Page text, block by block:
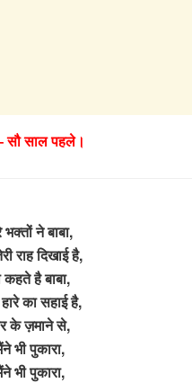
सौ साल पहले।
ने बाबा,
राह दिखाई है,
कहते है बाबा,
का सहाई है,
के ज़माने से,
भी पुकारा,
भी पुकारा,